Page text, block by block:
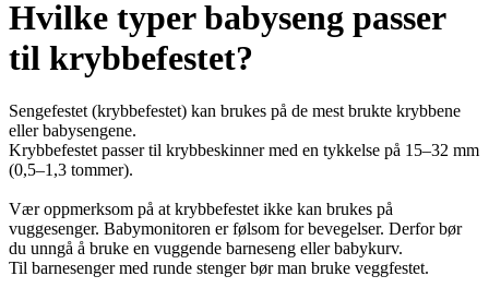
Hvilke typer babyseng passer
til krybbefestet?
Sengefestet (krybbefestet) kan brukes på de mest brukte krybbene
eller babysengene.
Krybbefestet passer til krybbeskinner med en tykkelse på 15–32 mm
(0,5–1,3 tommer).
Vær oppmerksom på at krybbefestet ikke kan brukes på
vuggesenger. Babymonitoren er følsom for bevegelser. Derfor bør
du unngå å bruke en vuggende barneseng eller babykurv.
Til barnesenger med runde stenger bør man bruke veggfestet.